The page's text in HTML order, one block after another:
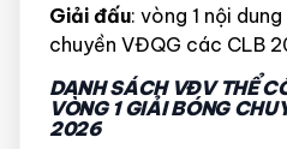
Giải đấu: vòng 1 nội
chuyền VĐQG các CLB
DANH SÁCH VĐV THỂ
VÒNG 1 GIẢI BÓNG
2026